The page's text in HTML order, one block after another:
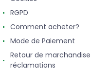
RGPD
Comment acheter?
Mode de Paiement
Retour de
réclamations